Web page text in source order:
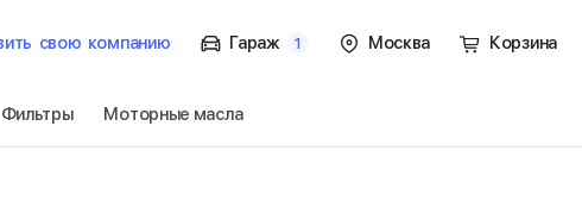
свою компанию Гараж 1 Москва Корзина
Фильтры Моторные масла